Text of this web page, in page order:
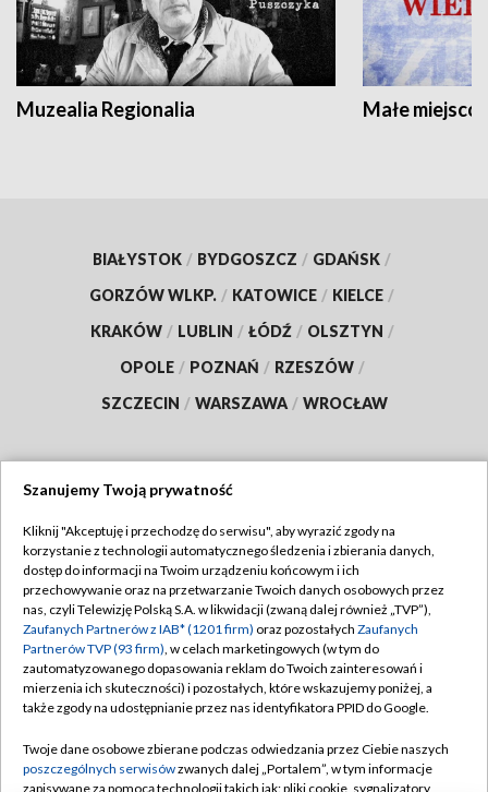
Muzealia Regionalia Małe
BIAŁYSTOK / BYDGOSZCZ / GDAŃSK /
GORZÓW WLKP. / KATOWICE / KIELCE /
KRAKÓW / LUBLIN / ŁÓDŹ / OLSZTYN /
OPOLE / POZNAŃ / RZESZÓW /
SZCZECIN / WARSZAWA / WROCŁAW
TVP
Abonament TVP
Emisja w TVP
Centrum informacji TVP
Naziemna Telewizja Cyfrowa
Rada Programowa
Regulamin TVP
Polityka prywatności
Moje zgody
Pomoc
Kontakt
Szanujemy Twoją prywatność
Kliknij "Akceptuję i przechodzę do serwisu", aby wyrazić zgody na
korzystanie z technologii automatycznego śledzenia i zbierania danych,
dostęp do informacji na Twoim urządzeniu końcowym i ich
przechowywanie oraz na przetwarzanie Twoich danych osobowych przez
nas, czyli Telewizję Polską S.A. w likwidacji (zwaną dalej również „TVP”),
Zaufanych Partnerów z IAB* (1201 firm) oraz pozostałych Zaufanych
Partnerów TVP (93 firm), w celach marketingowych (w tym do
zautomatyzowanego dopasowania reklam do Twoich zainteresowań i
mierzenia ich skuteczności) i pozostałych, które wskazujemy poniżej, a
także zgody na udostępnianie przez nas identyfikatora PPID do Google.
Twoje dane osobowe zbierane podczas odwiedzania przez Ciebie naszych
poszczególnych serwisówzwanych dalej „Portalem”, w tym informacje
zapisywane za pomocą technologii takich jak: pliki cookie, sygnalizatory